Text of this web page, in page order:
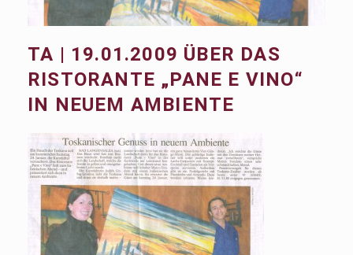
TA | 19.01.2009 ÜBER DAS
RISTORANTE „PANE E VINO“
IN NEUEM AMBIENTE